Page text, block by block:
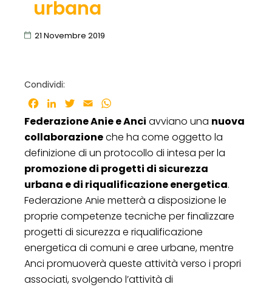
urbana
21 Novembre 2019
Condividi:
Facebook
LinkedInTwitter
Email
Federazione Anie e Anci avviano una nuova
collaborazioneche ha come oggetto la
definizione di un protocollo di intesa per la
promozione di progetti di sicurezza
urbana e di riqualificazione energetica.
Federazione Anie metterà a disposizione le
proprie competenze tecniche per finalizzare
progetti di sicurezza e riqualificazione
energetica di comuni e aree urbane, mentre
Anci promuoverà queste attività verso i propri
associati, svolgendo l’attività di